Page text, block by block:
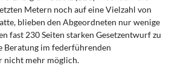
Metern noch auf eine Vielzahl von
blieben den Abgeordneten nur wenige
fast 230 Seiten starken Gesetzentwurf zu
Beratung im federführenden
nicht mehr möglich.